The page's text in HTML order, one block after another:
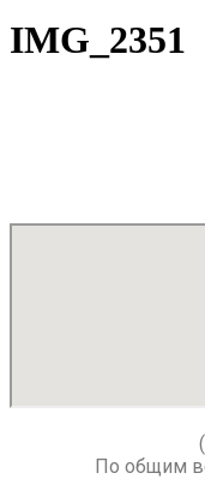
IMG_2351
По общим